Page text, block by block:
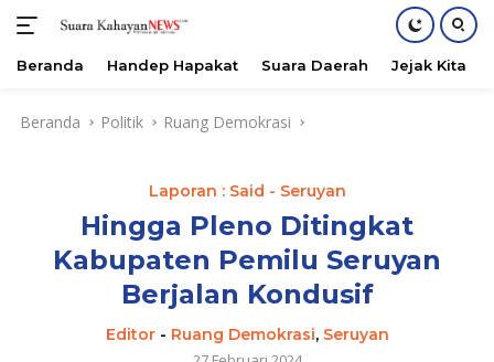
Beranda Handep Hapakat Suara Daerah Jejak Kita
Beranda Politik Ruang Demokrasi
Laporan : Said - Seruyan
Hingga Pleno Ditingkat
Kabupaten Pemilu Seruyan
Berjalan Kondusif
Editor- Ruang Demokrasi, Seruyan